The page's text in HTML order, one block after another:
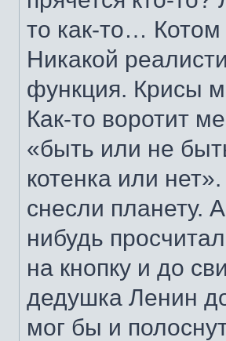
то как-то…
Никакой
функция. Крисы
Как-то воротит
«быть или не
котенка или
снесли планету.
нибудь
на кнопку и до
дедушка Ленин
мог бы и